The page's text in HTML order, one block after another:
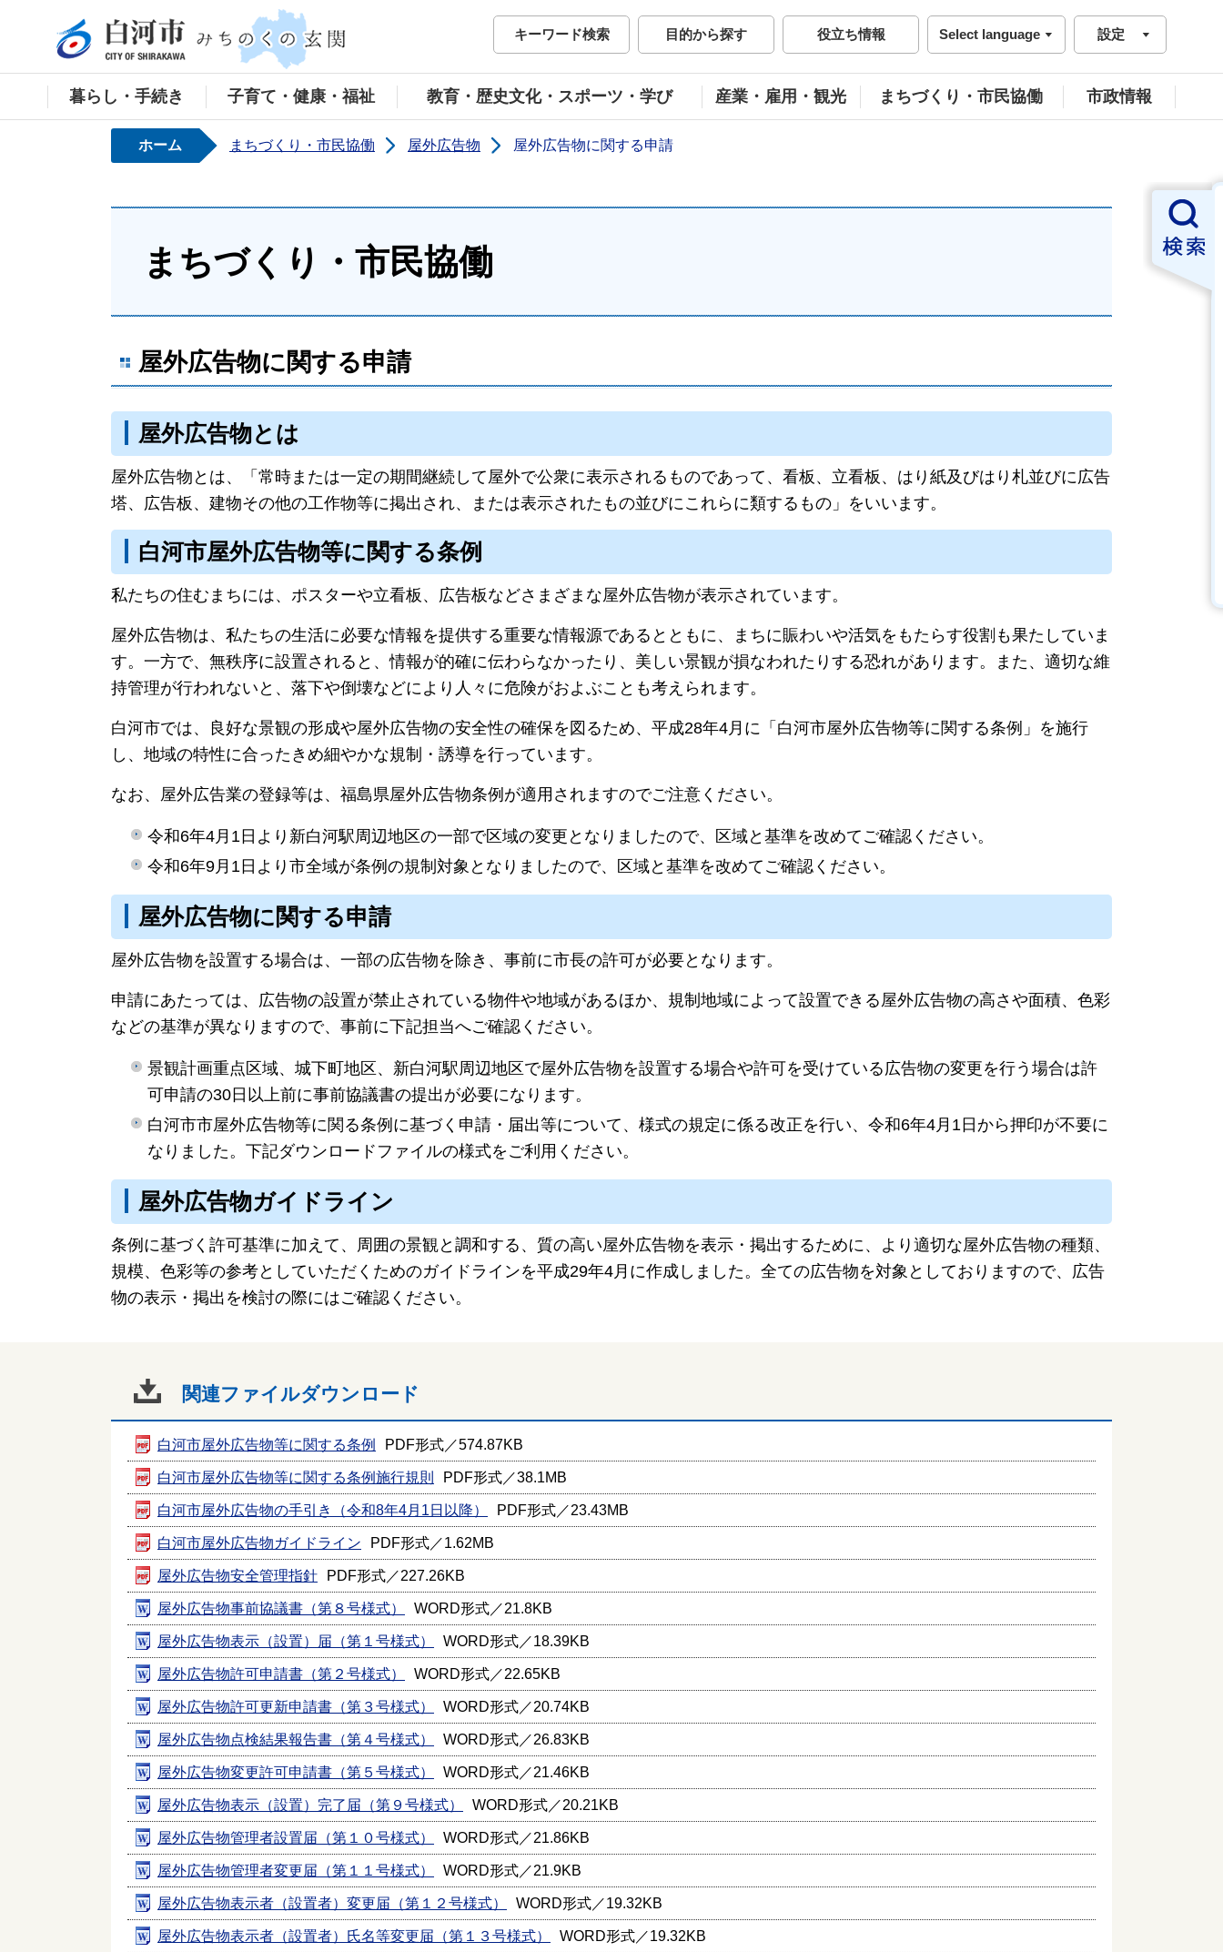
白河市公式ホームページ
キーワード検索
目的から探す 役立ち情報 Select language 設定
暮らし・手続き 子育て・健康・福祉 教育・歴史文化・スポーツ・学び 産業・雇用・観光 まちづくり・市民協働 市政情報
ホーム まちづくり・市民協働 屋外広告物 屋外広告物に関する申請
まちづくり・市民協働
屋外広告物に関する申請
屋外広告物とは
屋外広告物とは、「常時または一定の期間継続して屋外で公衆に表示されるものであって、看板、立看板、はり紙及びはり札並びに広告
塔、広告板、建物その他の工作物等に掲出され、または表示されたもの並びにこれらに類するもの」をいいます。
白河市屋外広告物等に関する条例
私たちの住むまちには、ポスターや立看板、広告板などさまざまな屋外広告物が表示されています。
屋外広告物は、私たちの生活に必要な情報を提供する重要な情報源であるとともに、まちに賑わいや活気をもたらす役割も果たしていま
す。一方で、無秩序に設置されると、情報が的確に伝わらなかったり、美しい景観が損なわれたりする恐れがあります。また、適切な維
持管理が行われないと、落下や倒壊などにより人々に危険がおよぶことも考えられます。
白河市では、良好な景観の形成や屋外広告物の安全性の確保を図るため、平成28年4月に「白河市屋外広告物等に関する条例」を施行
し、地域の特性に合ったきめ細やかな規制・誘導を行っています。
なお、屋外広告業の登録等は、福島県屋外広告物条例が適用されますのでご注意ください。
令和6年4月1日より新白河駅周辺地区の一部で区域の変更となりましたので、区域と基準を改めてご確認ください。
令和6年9月1日より市全域が条例の規制対象となりましたので、区域と基準を改めてご確認ください。
屋外広告物に関する申請
屋外広告物を設置する場合は、一部の広告物を除き、事前に市長の許可が必要となります。
申請にあたっては、広告物の設置が禁止されている物件や地域があるほか、規制地域によって設置できる屋外広告物の高さや面積、色彩
などの基準が異なりますので、事前に下記担当へご確認ください。
景観計画重点区域、城下町地区、新白河駅周辺地区で屋外広告物を設置する場合や許可を受けている広告物の変更を行う場合は許
可申請の30日以上前に事前協議書の提出が必要になります。
白河市市屋外広告物等に関る条例に基づく申請・届出等について、様式の規定に係る改正を行い、令和6年4月1日から押印が不要に
なりました。下記ダウンロードファイルの様式をご利用ください。
屋外広告物ガイドライン
条例に基づく許可基準に加えて、周囲の景観と調和する、質の高い屋外広告物を表示・掲出するために、より適切な屋外広告物の種類、
規模、色彩等の参考としていただくためのガイドラインを平成29年4月に作成しました。全ての広告物を対象としておりますので、広告
物の表示・掲出を検討の際にはご確認ください。
関連ファイルダウンロード
白河市屋外広告物等に関する条例 PDF形式／574.87KB
白河市屋外広告物等に関する条例施行規則 PDF形式／38.1MB
白河市屋外広告物の手引き（令和8年4月1日以降） PDF形式／23.43MB
白河市屋外広告物ガイドライン PDF形式／1.62MB
屋外広告物安全管理指針 PDF形式／227.26KB
屋外広告物事前協議書（第８号様式） WORD形式／21.8KB
屋外広告物表示（設置）届（第１号様式） WORD形式／18.39KB
屋外広告物許可申請書（第２号様式） WORD形式／22.65KB
屋外広告物許可更新申請書（第３号様式） WORD形式／20.74KB
屋外広告物点検結果報告書（第４号様式） WORD形式／26.83KB
屋外広告物変更許可申請書（第５号様式） WORD形式／21.46KB
屋外広告物表示（設置）完了届（第９号様式） WORD形式／20.21KB
屋外広告物管理者設置届（第１０号様式） WORD形式／21.86KB
屋外広告物管理者変更届（第１１号様式） WORD形式／21.9KB
屋外広告物表示者（設置者）変更届（第１２号様式） WORD形式／19.32KB
屋外広告物表示者（設置者）氏名等変更届（第１３号様式） WORD形式／19.32KB